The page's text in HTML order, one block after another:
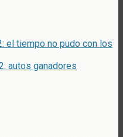
el tiempo no pudo con los
autos ganadores